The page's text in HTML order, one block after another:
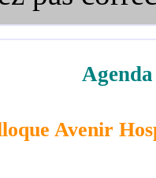
Agenda
Avenir